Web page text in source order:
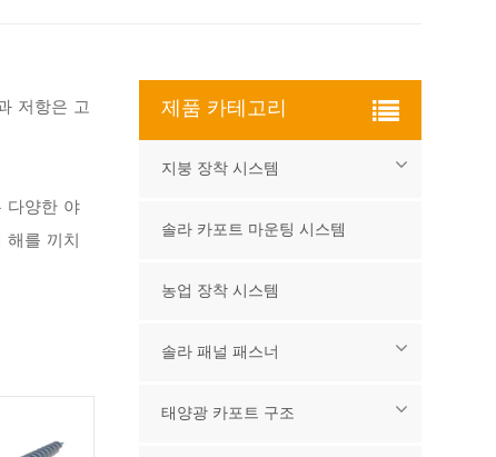
저항은 고
다양한 야
를 끼치
제품 카테고리
지붕 장착 시스템
솔라 카포트 마운팅 시스템
농업 장착 시스템
솔라 패널 패스너
태양광 카포트 구조